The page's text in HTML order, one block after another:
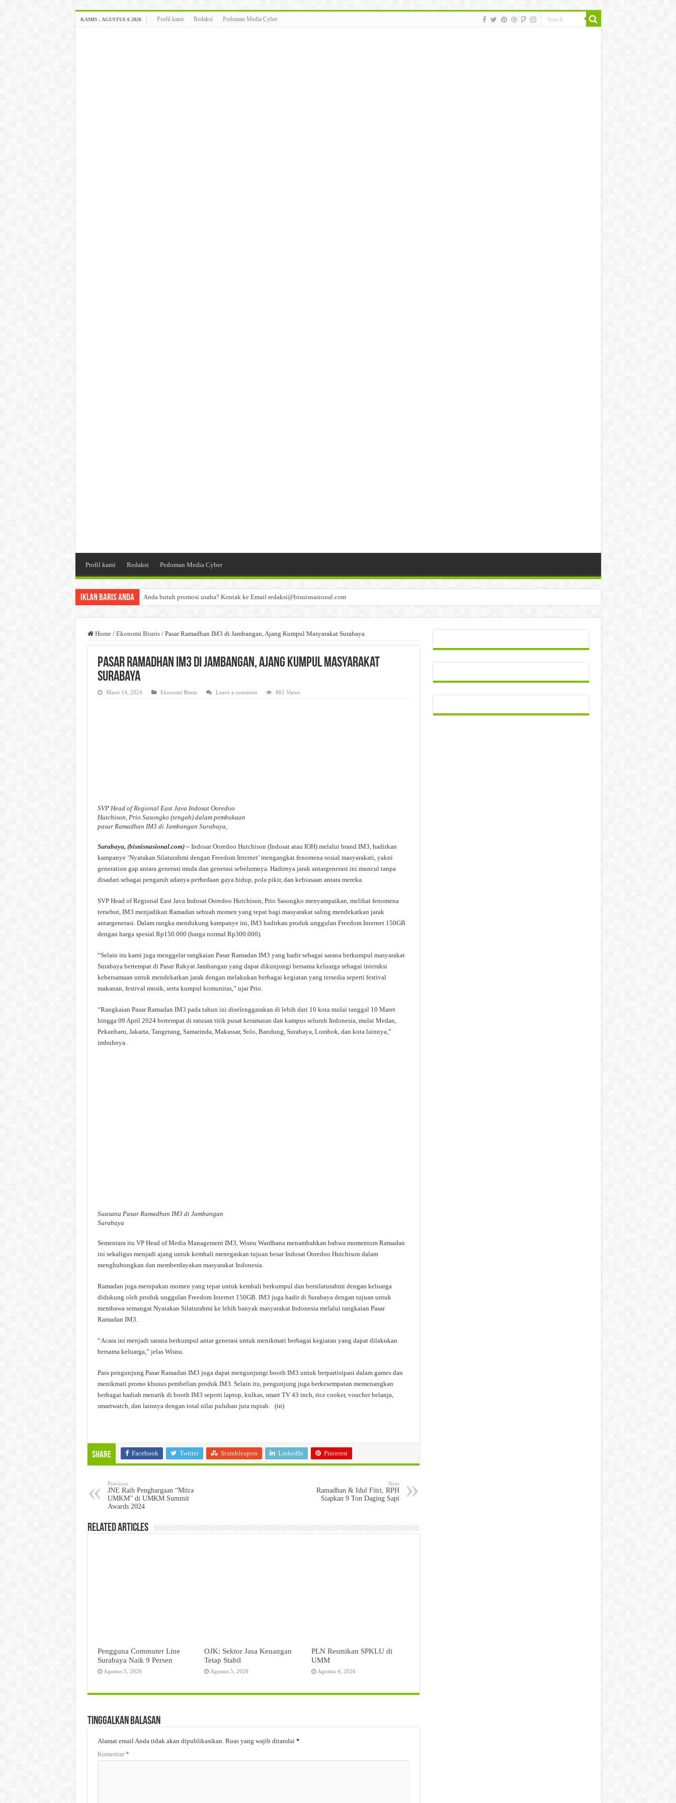
KAMIS , AGUSTUS 6 2026 Profil kami Redaksi Pedoman Media Cyber
Profil kami Redaksi Pedoman Media Cyber
Iklan Baris Anda Anda butuh promosi usaha? Kontak ke Email redaksi@bisnisnasional.com
Home / Ekonomi Bisnis / Pasar Ramadhan IM3 di Jambangan, Ajang Kumpul Masyarakat Surabaya
Pasar Ramadhan IM3 di Jambangan, Ajang Kumpul Masyarakat
Surabaya
Maret 14, 2024 Ekonomi Bisnis Leave a comment 861 Views
SVP Head of Regional East Java Indosat Ooredoo
Hutchison, Prio Sasongko (tengah) dalam pembukaan
pasar Ramadhan IM3 di Jambangan Surabaya,
Surabaya, (bisnisnasional.com) –Indosat Ooredoo Hutchison (Indosat atau IOH) melalui brand IM3, hadirkan
kampanye ‘Nyatakan Silaturahmi dengan Freedom Internet’ mengangkat fenomena sosial masyarakati, yakni
generation gap antara generasi muda dan generasi sebelumnya. Hadirnya jarak antargenerasi ini muncul tanpa
disadari sebagai pengaruh adanya perbedaan gaya hidup, pola pikir, dan kebiasaan antara mereka.
SVP Head of Regional East Java Indosat Ooredoo Hutchison, Prio Sasongko menyampaikan, melihat fenomena
tersebut, IM3 menjadikan Ramadan sebuah momen yang tepat bagi masyarakat saling mendekatkan jarak
antargenerasi. Dalam rangka mendukung kampanye ini, IM3 hadirkan produk unggulan Freedom Internet 150GB
dengan harga spesial Rp150.000 (harga normal Rp300.000).
“Selain itu kami juga menggelar rangkaian Pasar Ramadan IM3 yang hadir sebagai sarana berkumpul masyarakat
Surabaya bertempat di Pasar Rakyat Jambangan yang dapat dikunjungi bersama keluarga sebagai interaksi
kebersamaan untuk mendekatkan jarak dengan melakukan berbagai kegiatan yang tersedia seperti festival
makanan, festival musik, serta kumpul komunitas,” ujar Prio.
“Rangkaian Pasar Ramadan IM3 pada tahun ini diselenggarakan di lebih dari 10 kota mulai tanggal 10 Maret
hingga 09 April 2024 bertempat di ratusan titik pusat keramaian dan kampus seluruh Indonesia, mulai Medan,
Pekanbaru, Jakarta, Tangerang, Samarinda, Makassar, Solo, Bandung, Surabaya, Lombok, dan kota lainnya,”
imbuhnya.
Suasana Pasar Ramadhan IM3 di Jambangan
Surabaya
Sementara itu VP Head of Media Management IM3, Wisnu Wardhana menambahkan bahwa momentum Ramadan
ini sekaligus menjadi ajang untuk kembali menegaskan tujuan besar Indosat Ooredoo Hutchison dalam
menghubungkan dan memberdayakan masyarakat Indonesia.
Ramadan juga merupakan momen yang tepat untuk kembali berkumpul dan bersilaturahmi dengan keluarga
didukung oleh produk unggulan Freedom Internet 150GB. IM3 juga hadir di Surabaya dengan tujuan untuk
membawa semangat Nyatakan Silaturahmi ke lebih banyak masyarakat Indonesia melalui rangkaian Pasar
Ramadan IM3.
“Acara ini menjadi sarana berkumpul antar generasi untuk menikmati berbagai kegiatan yang dapat dilakukan
bersama keluarga,” jelas Wisnu.
Para pengunjung Pasar Ramadan IM3 juga dapat mengunjungi booth IM3 untuk berpartisipasi dalam games dan
menikmati promo khusus pembelian produk IM3. Selain itu, pengunjung juga berkesempatan memenangkan
berbagai hadiah menarik di booth IM3 seperti laptop, kulkas, smart TV 43 inch, rice cooker, voucher belanja,
smartwatch, dan lainnya dengan total nilai puluhan juta rupiah. (in)
Share Facebook Twitter Stumbleupon LinkedIn Pinterest
Previous
JNE Raih Penghargaan “Mitra
UMKM” di UMKM Summit
Awards 2024
Next
Ramadhan & Idul Fitri, RPH
Siapkan 9 Ton Daging Sapi
Related Articles
Pengguna Commuter Line
Surabaya Naik 9 Persen
Agustus 5, 2026
OJK: Sektor Jasa Keuangan
Tetap Stabil
Agustus 5, 2026
PLN Resmikan SPKLU di
UMM
Agustus 4, 2026
Tinggalkan Balasan
Alamat email Anda tidak akan dipublikasikan. Ruas yang wajib ditandai *
Komentar*